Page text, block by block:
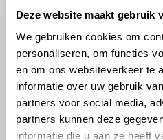
Deze website maakt gebruik
We gebruiken cookies om
personaliseren, om functies
en om ons websiteverkeer te
informatie over uw gebruik
partners voor social media,
partners kunnen deze
informatie die u aan ze heeft
Hoe vaak moet de
worden bij een Mazda
Voor welke
is productadvies